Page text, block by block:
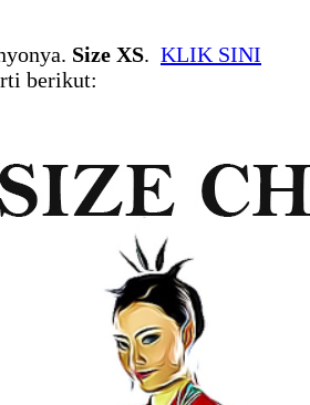
Size XS. KLIK SINI
berikut: